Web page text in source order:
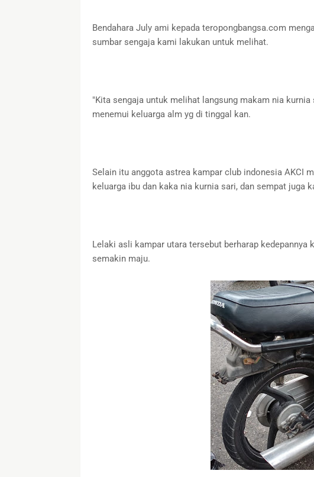
Bendahara July ami kepada teropongbangsa.com
sumbar sengaja kami lakukan untuk melihat.
"Kita sengaja untuk melihat langsung makam nia
menemui keluarga alm yg di tinggal kan.
Selain itu anggota astrea kampar club indonesia AKCI
keluarga ibu dan kaka nia kurnia sari, dan sempat juga
Lelaki asli kampar utara tersebut berharap
semakin maju.